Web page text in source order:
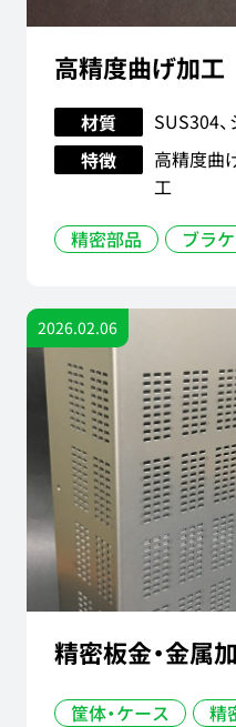
高精度曲げ加工
材質
SUS304
特徴
高精度曲
工
精密部品
ブラ
2026.02.06
精密板金・金属
筐体・ケース 精